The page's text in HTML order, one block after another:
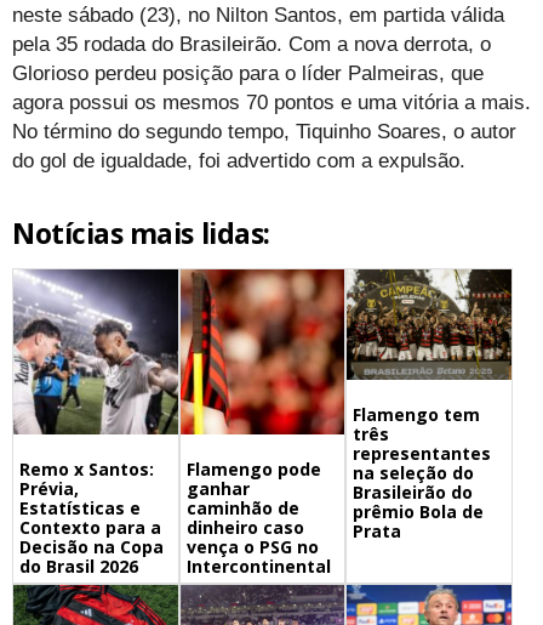
neste sábado (23), no Nilton Santos, em partida válida
pela 35 rodada do Brasileirão. Com a nova derrota, o
Glorioso perdeu posição para o líder Palmeiras, que
agora possui os mesmos 70 pontos e uma vitória a mais.
No término do segundo tempo, Tiquinho Soares, o autor
do gol de igualdade, foi advertido com a expulsão.
Notícias mais lidas:
Remo x Santos:
Prévia,
Estatísticas e
Contexto para a
Decisão na Copa
do Brasil 2026
Flamengo pode
ganhar
caminhão de
dinheiro caso
vença o PSG no
Intercontinental
Flamengo tem
três
representantes
na seleção do
Brasileirão do
prêmio Bola de
Prata